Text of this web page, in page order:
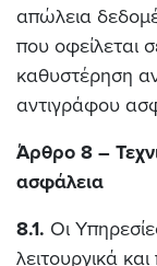
απώλεια
που οφείλεται
καθυστέρηση
αντιγράφου
Άρθρο 8 –
ασφάλεια
8.1. Οι
λειτουργικά